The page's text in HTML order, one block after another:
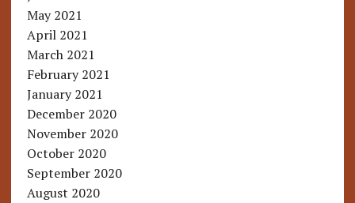
May 2021
April 2021
March 2021
February 2021
January 2021
December 2020
November 2020
October 2020
September 2020
August 2020